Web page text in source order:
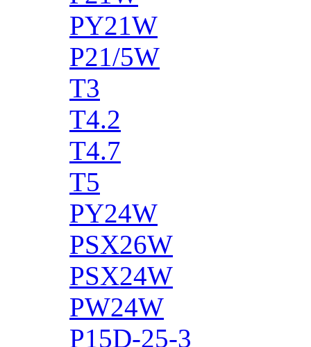
PY21W
P21/5W
T3
T4.2
T4.7
T5
PY24W
PSX26W
PSX24W
PW24W
P15D-25-3